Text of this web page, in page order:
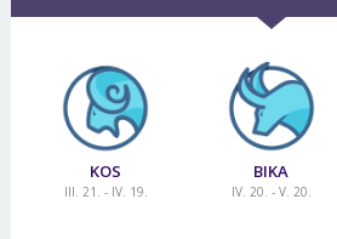
KOS
III. 21. - IV. 19.
BIKA
IV. 20. - V. 20.